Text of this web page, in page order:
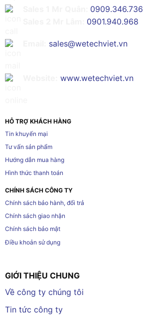
0909.346.736
0901.940.968
sales@wetechviet.vn
www.wetechviet.vn
HỖ TRỢ KHÁCH HÀNG
Tin khuyến mại
Tư vấn sản phẩm
Hướng dẫn mua hàng
Hình thức thanh toán
CHÍNH SÁCH CÔNG TY
Chính sách bảo hành, đổi trả
Chính sách giao nhận
Chính sách bảo mật
Điều khoản sử dụng
GIỚI THIỆU CHUNG
Về công ty chúng tôi
Tin tức công ty